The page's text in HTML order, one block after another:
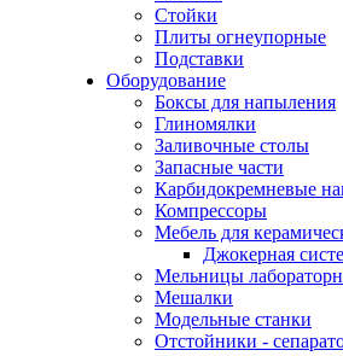
Стойки
Плиты огнеупорные
Подставки
Оборудование
Боксы для напыления
Глиномялки
Заливочные столы
Запасные части
Карбидокремневые
Компрессоры
Мебель для
Джокерная
Мельницы
Мешалки
Модельные станки
Отстойники -